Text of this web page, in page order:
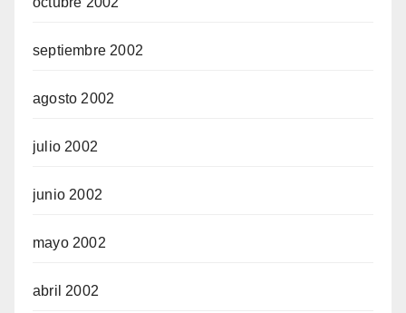
septiembre 2002
agosto 2002
julio 2002
junio 2002
mayo 2002
abril 2002